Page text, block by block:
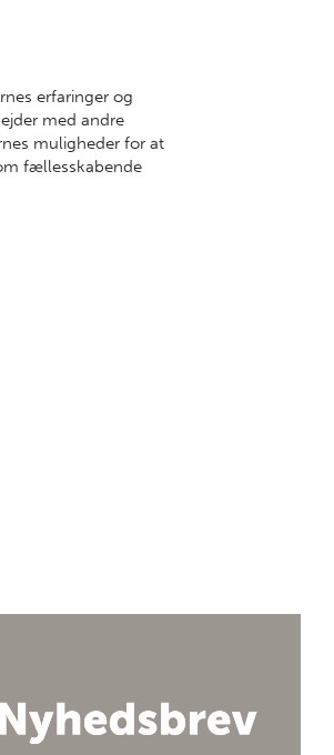
erfaringer og
med andre
muligheder for at
fællesskabende